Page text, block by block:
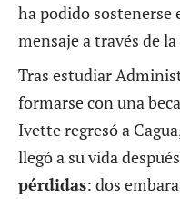
ha podido sostenerse
mensaje a través de
Tras estudiar
formarse con una
Ivette regresó a
llegó a su vida
pérdidas: dos